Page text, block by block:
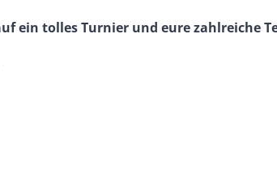
ein tolles Turnier und eure zahlreiche